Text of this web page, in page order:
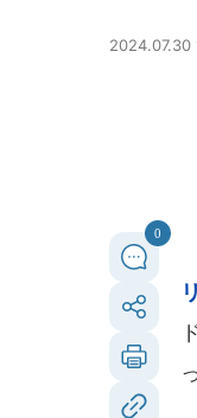
2024.07.30
0